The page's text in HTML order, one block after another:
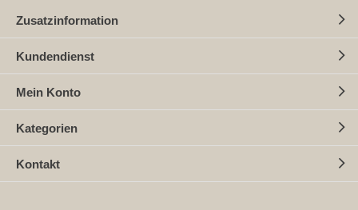
Zusatzinformation
Kundendienst
Mein Konto
Kategorien
Kontakt